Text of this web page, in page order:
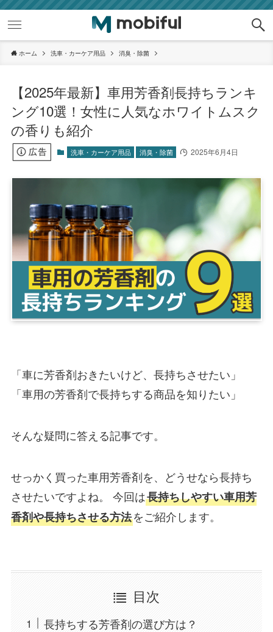
ホーム 洗車・カーケア用品 消臭・除菌
【2025年最新】車用芳香剤長持ちランキ
ング10選！女性に人気なホワイトムスク
の香りも紹介
洗車・カーケア用品 消臭・除菌 2025年6月4日
「車に芳香剤おきたいけど、長持ちさせたい」
「車用の芳香剤で長持ちする商品を知りたい」
そんな疑問に答える記事です。
せっかく買った車用芳香剤を、どうせなら長持ち
させたいですよね。 今回は長持ちしやすい車用芳
香剤や長持ちさせる方法をご紹介します。
目次
長持ちする芳香剤の選び方は？